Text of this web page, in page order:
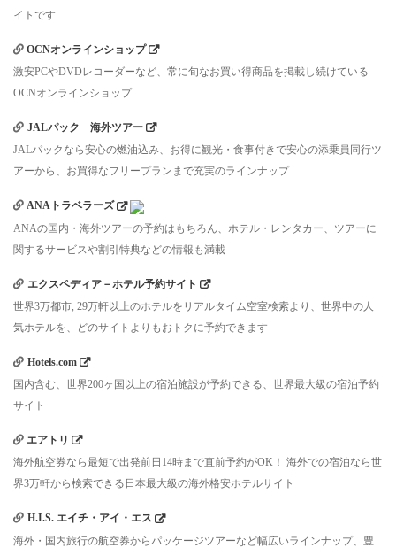
イトです
OCNオンラインショップ
激安PCやDVDレコーダーなど、常に旬なお買い得商品を掲載し続けている
OCNオンラインショップ
JALパック 海外ツアー
JALパックなら安心の燃油込み、お得に観光・食事付きで安心の添乗員同行ツ
アーから、お買得なフリープランまで充実のラインナップ
ANAトラベラーズ
ANAの国内・海外ツアーの予約はもちろん、ホテル・レンタカー、ツアーに
関するサービスや割引特典などの情報も満載
エクスペディア－ホテル予約サイト
世界3万都市, 29万軒以上のホテルをリアルタイム空室検索より、世界中の人
気ホテルを、どのサイトよりもおトクに予約できます
Hotels.com
国内含む、世界200ヶ国以上の宿泊施設が予約できる、世界最大級の宿泊予約
サイト
エアトリ
海外航空券なら最短で出発前日14時まで直前予約がOK！ 海外での宿泊なら世
界3万軒から検索できる日本最大級の海外格安ホテルサイト
H.I.S. エイチ・アイ・エス
海外・国内旅行の航空券からパッケージツアーなど幅広いラインナップ、豊